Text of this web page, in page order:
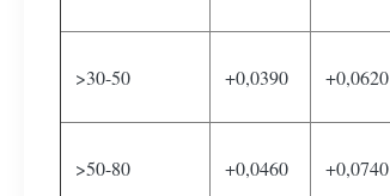
>30-50 +0,0390 +0,0620
>50-80 +0,0460 +0,0740